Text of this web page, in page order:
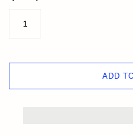
ADD